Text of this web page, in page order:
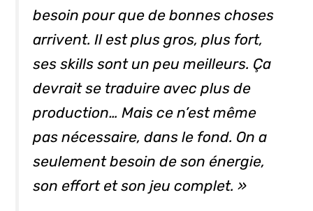
besoin pour que de bonnes choses
arrivent. Il est plus gros, plus fort,
sesskills sont un peu meilleurs. Ça
devrait se traduire avec plus de
production… Mais ce n’est même
pas nécessaire, dans le fond. On a
seulement besoin de son énergie,
son effort et son jeu complet. »